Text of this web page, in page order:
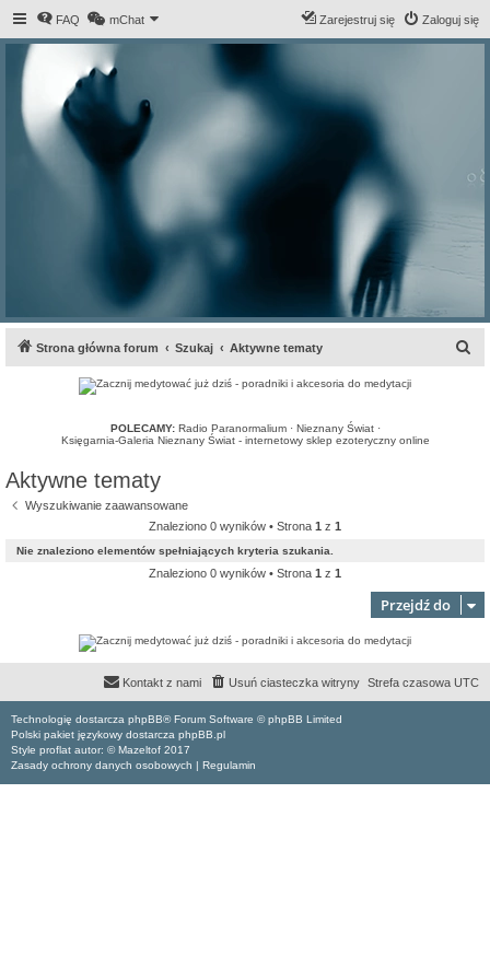
FAQ mChat Zaloguj się
Zarejestruj się
Strona główna forum Szukaj Aktywne tematy
POLECAMY: Radio Paranormalium· Nieznany Świat·
Księgarnia-Galeria Nieznany Świat - internetowy sklep ezoteryczny online
Aktywne tematy
Wyszukiwanie zaawansowane
Znaleziono 0 wyników • Strona 1 z 1
Nie znaleziono elementów spełniających kryteria szukania.
Znaleziono 0 wyników • Strona 1 z 1
Przejdź do
Strefa czasowa UTC
Usuń ciasteczka witryny
Kontakt z nami
Technologię dostarcza phpBB® Forum Software © phpBB Limited
Polski pakiet językowy dostarcza phpBB.pl
Style proflat autor: ©Mazeltof 2017
Zasady ochrony danych osobowych | Regulamin